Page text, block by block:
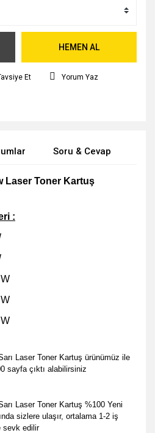
HEMEN AL
Et Yorum Yaz
Soru & Cevap
Laser Toner Kartuş
:
Laser Toner Kartuş ürünümüz ile
sayfa çıktı alabilirsiniz
Laser Toner Kartuş %100 Yeni
sizlere ulaşır, ortalama 1-2 iş
sevk edilir